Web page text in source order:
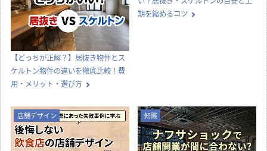
【どっちが正解？】居抜き物件とス
ケルトン物件の違いを徹底比較！費
用・メリット・選び方
店舗デザイン 知識